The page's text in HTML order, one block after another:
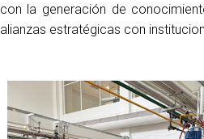
con la generación de
alianzas estratégicas con